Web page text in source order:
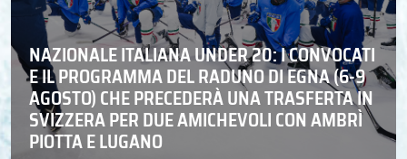
NAZIONALE ITALIANA UNDER 20: I CONVOCATI
E IL PROGRAMMA DEL RADUNO DI EGNA (6-9
AGOSTO) CHE PRECEDERÀ UNA TRASFERTA IN
SVIZZERA PER DUE AMICHEVOLI CON AMBRÌ
PIOTTA E LUGANO